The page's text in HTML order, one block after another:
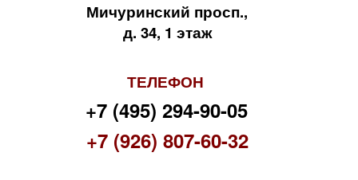
Мичуринский просп.,
д. 34, 1 этаж
ТЕЛЕФОН
+7 (495) 294-90-05
+7 (926) 807-60-32